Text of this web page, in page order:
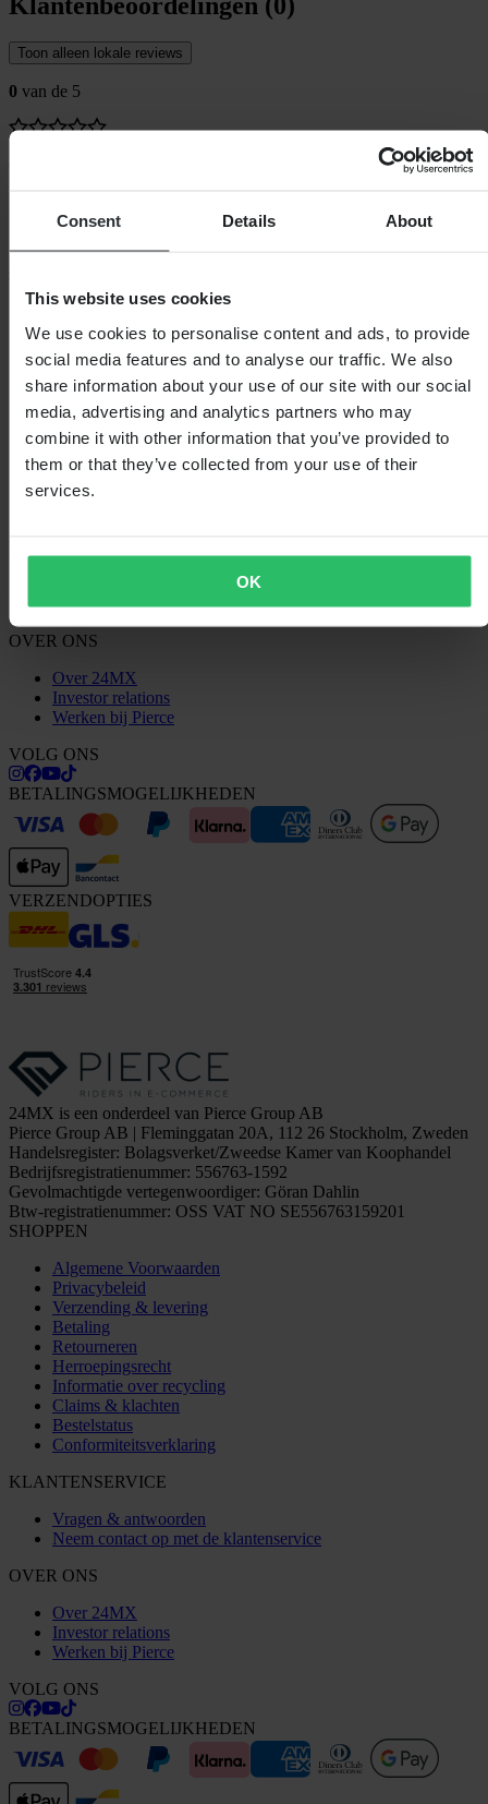
Consent Details About
This website uses cookies
We use cookies to personalise content and ads, to provide
social media features and to analyse our traffic. We also
share information about your use of our site with our social
media, advertising and analytics partners who may
combine it with other information that you’ve provided to
them or that they’ve collected from your use of their
services.
OK
Toon alleen lokale reviews
0 van de 5
SHOPPEN
Algemene Voorwaarden
Privacybeleid
Betaling
Retourneren
Herroepingsrecht
Claims & klachten
Bestelstatus
Neem contact op met de klantenservice
OVER ONS
Over 24MX
Investor relations
Werken bij Pierce
VOLG ONS
BETALINGSMOGELIJKHEDEN
VERZENDOPTIES
24MX is een onderdeel van Pierce Group AB
Pierce Group AB | Fleminggatan 20A, 112 26 Stockholm, Zweden
Handelsregister: Bolagsverket/Zweedse Kamer van Koophandel
Bedrijfsregistratienummer: 556763-1592
Gevolmachtigde vertegenwoordiger: Göran Dahlin
Btw-registratienummer: OSS VAT NO SE556763159201
SHOPPEN
Algemene Voorwaarden
Privacybeleid
Verzending & levering
Betaling
Retourneren
Herroepingsrecht
Informatie over recycling
Claims & klachten
Bestelstatus
Conformiteitsverklaring
KLANTENSERVICE
Vragen & antwoorden
Neem contact op met de klantenservice
OVER ONS
Over 24MX
Investor relations
Werken bij Pierce
VOLG ONS
BETALINGSMOGELIJKHEDEN